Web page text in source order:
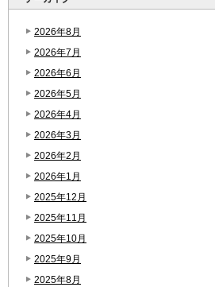
2026年8月
2026年7月
2026年6月
2026年5月
2026年4月
2026年3月
2026年2月
2026年1月
2025年12月
2025年11月
2025年10月
2025年9月
2025年8月